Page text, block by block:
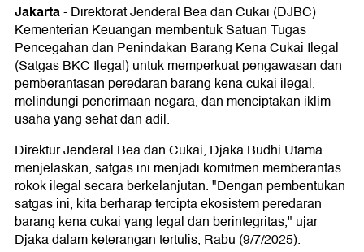
Jakarta-Direktorat Jenderal Bea dan Cukai (DJBC)
Kementerian Keuangan membentuk Satuan Tugas
Pencegahan dan Penindakan Barang Kena Cukai Ilegal
(Satgas BKC Ilegal) untuk memperkuat pengawasan dan
pemberantasan peredaran barang kena cukai ilegal,
melindungi penerimaan negara, dan menciptakan iklim
usaha yang sehat dan adil.
Direktur Jenderal Bea dan Cukai, Djaka Budhi Utama
menjelaskan, satgas ini menjadi komitmen memberantas
rokok ilegal secara berkelanjutan. "Dengan pembentukan
satgas ini, kita berharap tercipta ekosistem peredaran
barang kena cukai yang legal dan berintegritas," ujar
Djaka dalam keterangan tertulis, Rabu (9/7/2025).